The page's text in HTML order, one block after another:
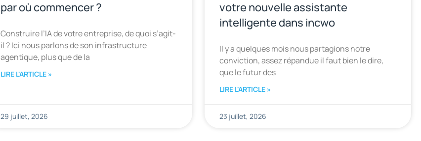
par où commencer ?
Construire l’IA de votre entreprise, de quoi s’agit-
il ? Ici nous parlons de son infrastructure
agentique, plus que de la
LIRE L'ARTICLE »
29 juillet, 2026
votre nouvelle assistante
intelligente dans incwo
Il y a quelques mois nous partagions notre
conviction, assez répandue il faut bien le dire,
que le futur des
LIRE L'ARTICLE »
23 juillet, 2026